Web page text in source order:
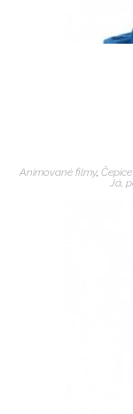
Animované filmy,
Já,